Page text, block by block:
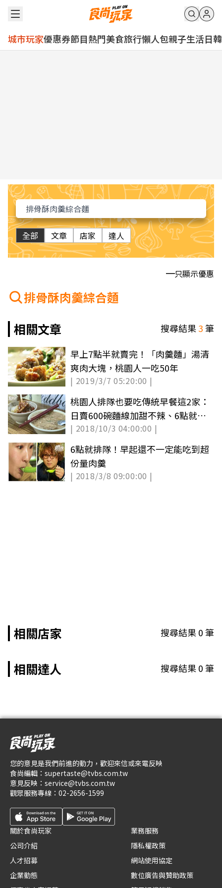
城市玩家優惠券節目熱門美食旅行懶人包親子生活日韓
全部 文章 店家 達人
只顯示優惠
排骨酥肉羹綜合麵
相關文章
搜尋結果3筆
早上7點半就賣完！「肉羹麵」湯清
爽肉大塊，桃園人一吃50年
| 2019/3/7 05:20:00 |
桃園人排隊也要吃傳統早餐這2家：
日賣600碗麵線加甜不辣、6點就排
隊超大塊肉羹麵
| 2018/10/3 04:00:00 |
6點就排隊！早起還不一定能吃到超
份量肉羹
| 2018/3/8 09:00:00 |
相關店家 搜尋結果0筆
相關達人 搜尋結果0筆
您的意見是我們前進的動力，歡迎來信或來電反映
食尚編輯： supertaste@tvbs.com.tw
意見反映： service@tvbs.com.tw
觀眾服務專線： 02-2656-1599
關於食尚玩家
公司介紹
人才招募
企業動態
業務服務
隱私權政策
網站使用協定
數位廣告與贊助政策